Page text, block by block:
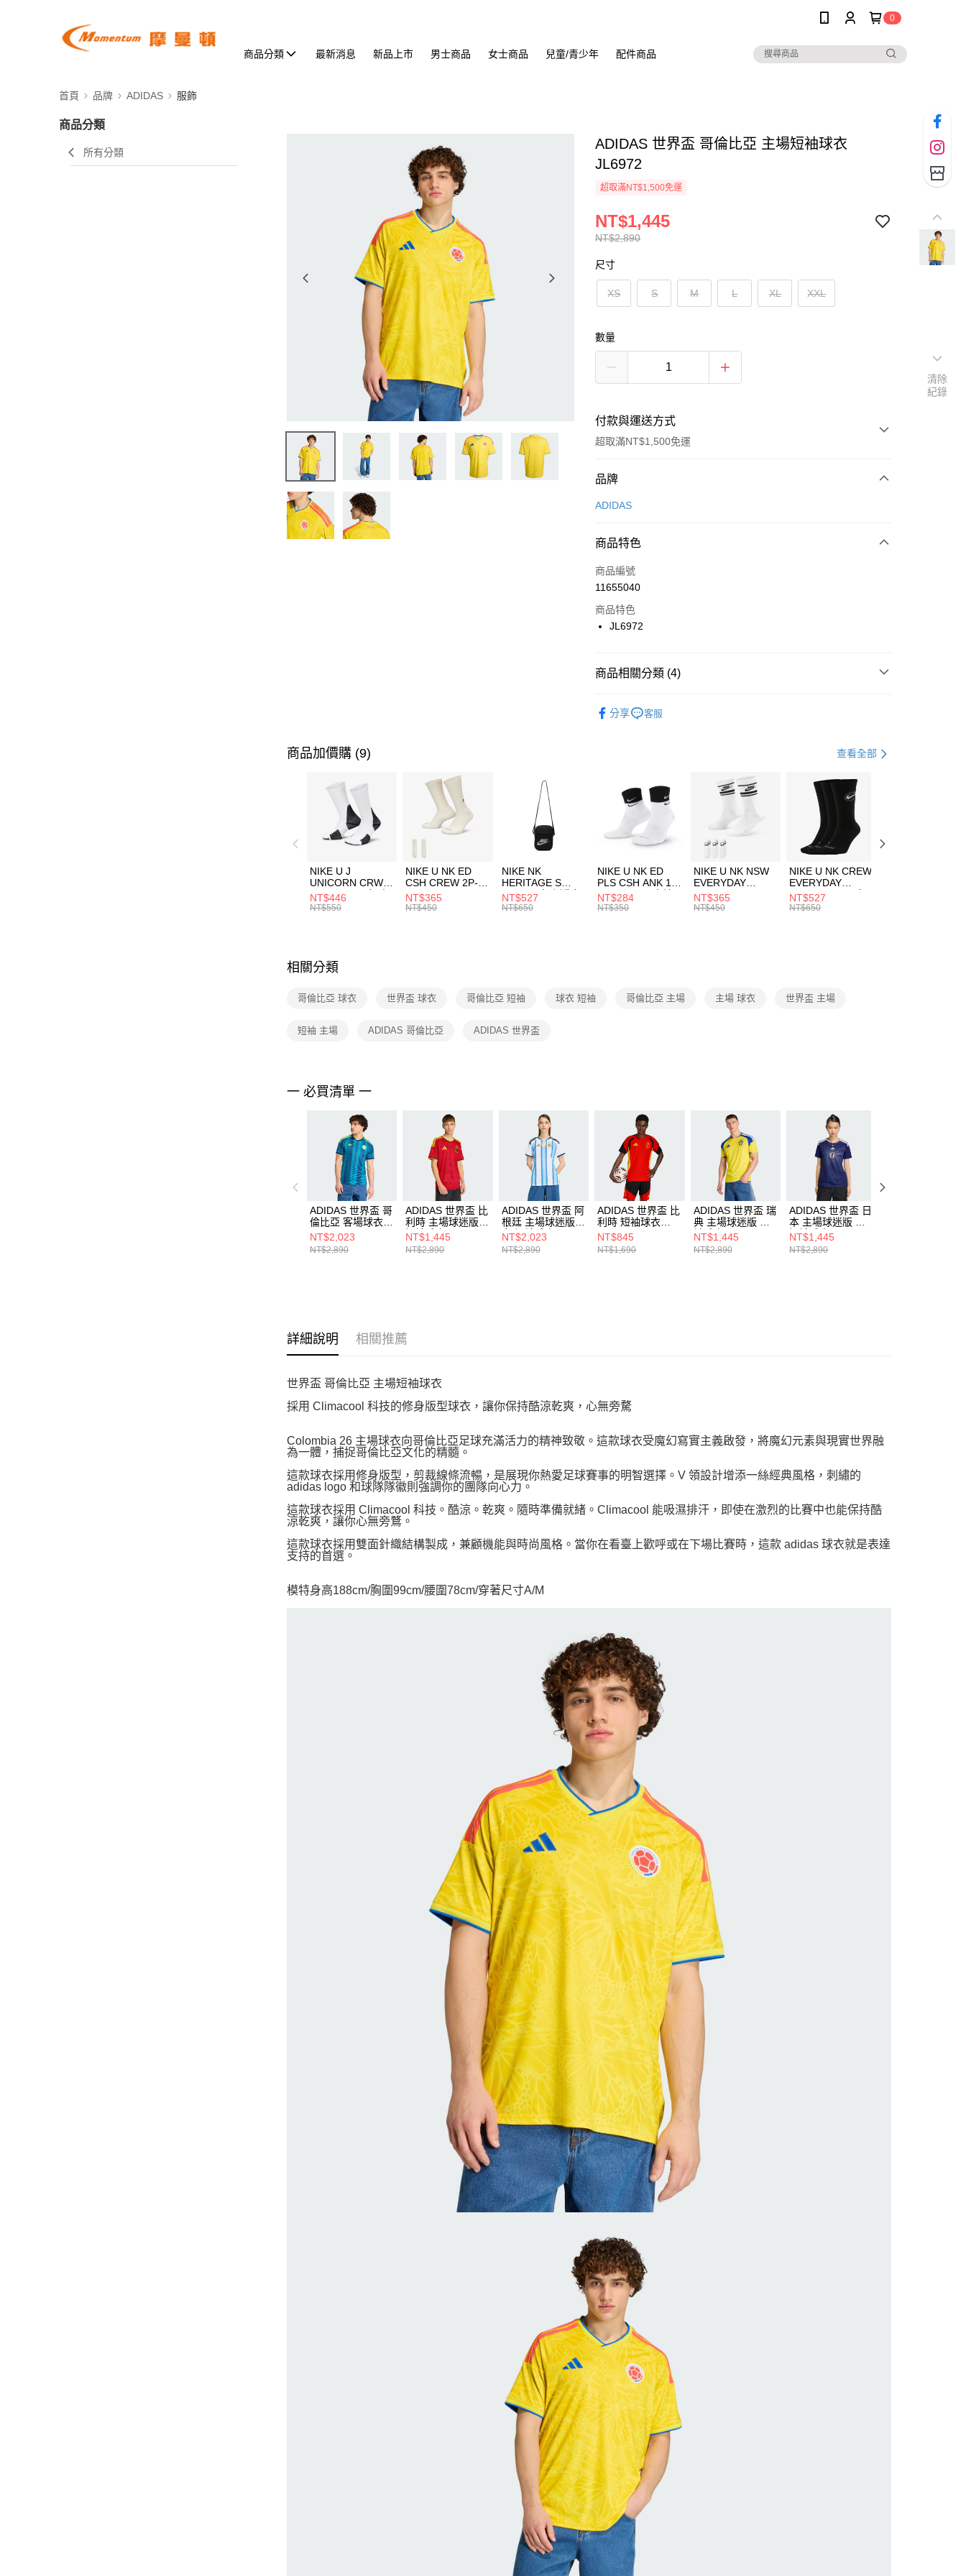
0
商品分類 最新消息 新品上市 男士商品 女士商品 兒童/青少年 配件商品
首頁 品牌 ADIDAS 服飾
商品分類
所有分類
ADIDAS 世界盃 哥倫比亞 主場短袖球衣
JL6972
超取滿NT$1,500免運
NT$2,890
NT$1,445
尺寸
XS S M L XL XXL
數量
付款與運送方式
超取滿NT$1,500免運
付款方式
信用卡一次付款
合作金庫商業銀行
華南商業銀行
上海商業儲蓄銀行
國泰世華商業銀行
聯邦商業銀行
台新國際商業銀行
LINE Pay
Apple Pay
【關於「AFTEE先享後付」】
３．安心：先確認商品／服務後，再付款。
【「AFTEE先享後付」結帳流程】
１．於結帳方式選擇「AFTEE先享後付」後，將跳轉至「AFTEE先享後
付」結帳頁面，進行簡訊認證並確認金額後，即可完成結帳。
２．訂單成立數日內，您將收到繳費通知簡訊。
３．收到繳費通知簡訊後14天內，點擊此簡訊中的連結，可透過四大超商
／ATM／網路銀行／等多元方式進行付款，方視為交易完成。
※ 請注意：結帳手續完成當下不需立刻繳費，但若您需要取消訂單，請聯
絡購買商品的店家。未經商家同意取消之訂單仍視為有效，需透過AFTEE
先享後付繳納相關費用。
交易，需依本服務之必要範圍內提供個人資料，並將交易相關給付款項請
結果請求用戶進行身份認證。
５．嚴禁一人註冊多個帳號或使用他人資訊註冊。若發現惡意使用之情
形，恩沛科技股份有限公司將有權停止該用戶之使用額度並採取法律行
動。
每筆NT$100，滿NT$1,500(含以上)免運費
每筆NT$100，滿NT$1,500(含以上)免運費
付款後門市自取
每筆NT$100，滿NT$1,500(含以上)免運費
品牌
ADIDAS
商品特色
商品編號
11655040
商品特色
JL6972
商品相關分類 (4)
分享 客服
商品加價購 (9) 查看全部
NIKE U J
UNICORN CRW
1PR -160 男女 中
統襪 FZ3393100
NT$446
NT$550
NIKE U NK ED
CSH CREW 2P-
144 EMBRDY 男
女 短統襪
NT$365
NT$450
NIKE NK
HERITAGE S
SMIT 男女 側背包
BA5871010
NT$527
NT$650
NIKE U NK ED
PLS CSH ANK 1P
144 DBL 男 中統
襪 DH4058104
NT$284
NT$350
NIKE U NK NSW
EVERYDAY
ESSENTIAL CR
男女 短統襪
NT$365
NT$450
NIKE U NK CREW
EVERYDAY
BBALL 3PR 男女
長統襪
NT$527
NT$650
相關分類
哥倫比亞 球衣 世界盃 球衣 哥倫比亞 短袖 球衣 短袖 哥倫比亞 主場 主場 球衣 世界盃 主場
短袖 主場 ADIDAS 哥倫比亞 ADIDAS 世界盃
一 必買清單 一
ADIDAS 世界盃 哥
倫比亞 客場球衣
JL6974
NT$2,023
NT$2,890
ADIDAS 世界盃 比
利時 主場球迷版
短袖球衣 JM8381
NT$1,445
NT$2,890
ADIDAS 世界盃 阿
根廷 主場球迷版
女 短袖球衣
KA8125
NT$2,023
NT$2,890
ADIDAS 世界盃 比
利時 短袖球衣
KB3408
NT$845
NT$1,690
ADIDAS 世界盃 瑞
典 主場球迷版 短
袖球衣 JM5814
NT$1,445
NT$2,890
ADIDAS 世界盃 日
本 主場球迷版 女
短袖球衣 JZ9684
NT$1,445
NT$2,890
詳細說明 相關推薦
世界盃 哥倫比亞 主場短袖球衣
採用 Climacool 科技的修身版型球衣，讓你保持酷涼乾爽，心無旁騖
Colombia 26 主場球衣向哥倫比亞足球充滿活力的精神致敬。這款球衣受魔幻寫實主義啟發，將魔幻元素與現實世界融
為一體，捕捉哥倫比亞文化的精髓。
這款球衣採用修身版型，剪裁線條流暢，是展現你熱愛足球賽事的明智選擇。V 領設計增添一絲經典風格，刺繡的
adidas logo 和球隊隊徽則強調你的團隊向心力。
這款球衣採用 Climacool 科技。酷涼。乾爽。隨時準備就緒。Climacool 能吸濕排汗，即使在激烈的比賽中也能保持酷
涼乾爽，讓你心無旁鶩。
這款球衣採用雙面針織結構製成，兼顧機能與時尚風格。當你在看臺上歡呼或在下場比賽時，這款 adidas 球衣就是表達
支持的首選。
模特身高188cm/胸圍99cm/腰圍78cm/穿著尺寸A/M
清除
紀錄